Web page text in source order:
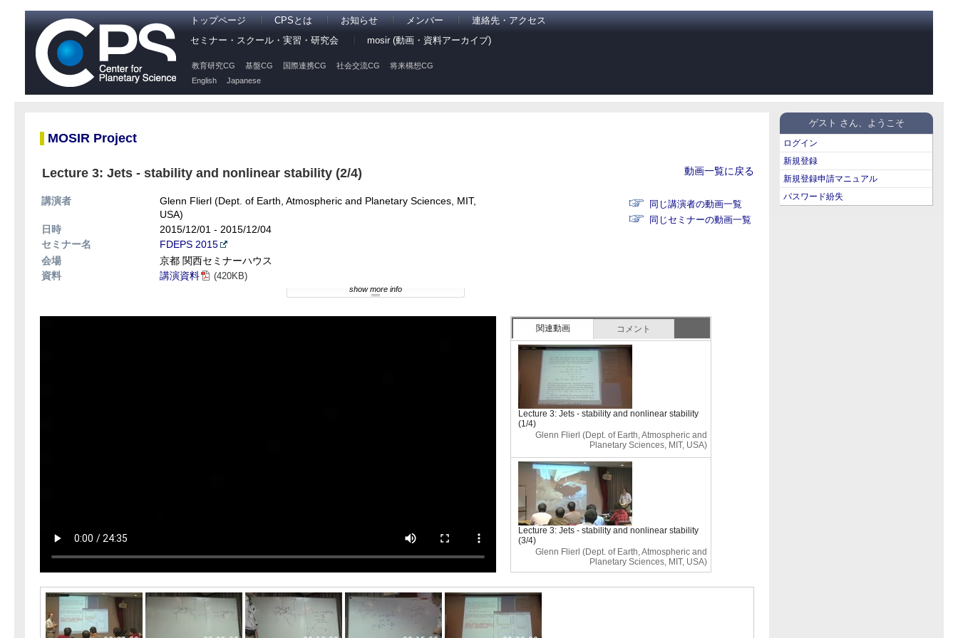
トップページ CPSとは お知らせ メンバー
連絡先・アクセス
セミナー・スクール・実習・研究会
mosir (動画・資料アーカイブ)
教育研究CG 基盤CG 国際連携CG 社会交流CG
将来構想CG
English
Japanese
ゲスト さん、ようこそ
ログイン
新規登録
新規登録申請マニュアル
パスワード紛失
MOSIR Project
動画一覧に戻る
Lecture 3: Jets - stability and nonlinear stability (2/4)
講演者
Glenn Flierl (Dept. of Earth, Atmospheric and Planetary Sciences, MIT,
USA)
日時
2015/12/01 - 2015/12/04
セミナー名
FDEPS 2015
同じ講演者の動画一覧
同じセミナーの動画一覧
会場
京都 関西セミナーハウス
資料
講演資料 (420KB)
show more info
関連動画 コメント
Lecture 3: Jets - stability and nonlinear stability
(1/4)
Glenn Flierl (Dept. of Earth, Atmospheric and
Planetary Sciences, MIT, USA)
Lecture 3: Jets - stability and nonlinear stability
(3/4)
Glenn Flierl (Dept. of Earth, Atmospheric and
Planetary Sciences, MIT, USA)